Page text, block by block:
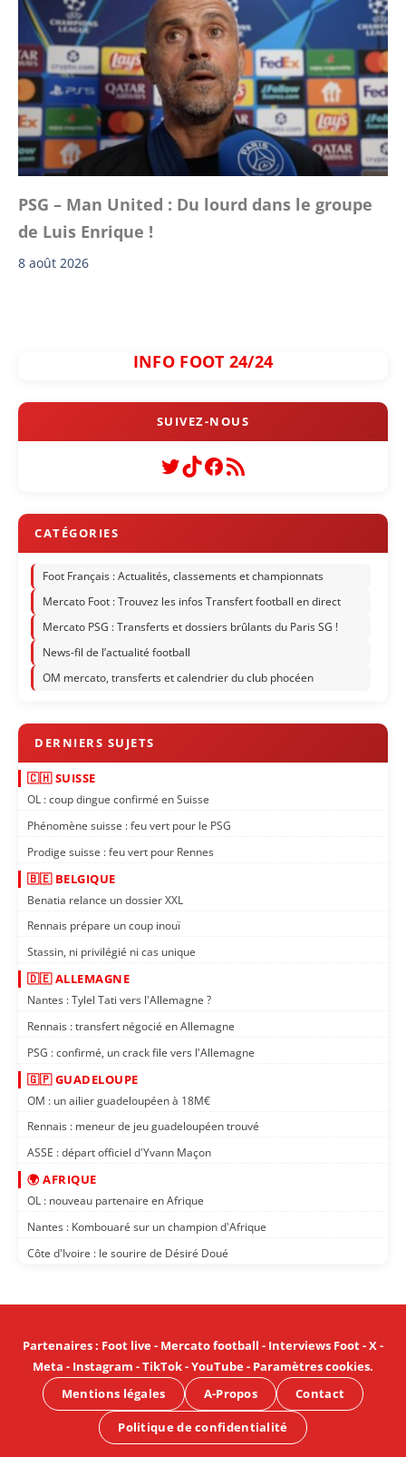
PSG – Man United : Du lourd dans le groupe
de Luis Enrique !
8 août 2026
INFO FOOT 24/24
Twitter
TikTok
Facebook
Flux RSS
Foot Français : Actualités, classements et championnats
Mercato Foot : Trouvez les infos Transfert football en direct
Mercato PSG : Transferts et dossiers brûlants du Paris SG !
News-fil de l’actualité football
OM mercato, transferts et calendrier du club phocéen
🇨🇭 SUISSE
OL : coup dingue confirmé en Suisse
Phénomène suisse : feu vert pour le PSG
Prodige suisse : feu vert pour Rennes
🇧🇪 BELGIQUE
Benatia relance un dossier XXL
Rennais prépare un coup inouï
Stassin, ni privilégié ni cas unique
🇩🇪 ALLEMAGNE
Nantes : Tylel Tati vers l'Allemagne ?
Rennais : transfert négocié en Allemagne
PSG : confirmé, un crack file vers l'Allemagne
🇬🇵 GUADELOUPE
OM : un ailier guadeloupéen à 18M€
Rennais : meneur de jeu guadeloupéen trouvé
ASSE : départ officiel d'Yvann Maçon
🌍 AFRIQUE
OL : nouveau partenaire en Afrique
Nantes : Kombouaré sur un champion d'Afrique
Côte d'Ivoire : le sourire de Désiré Doué
Partenaires: Foot live- Mercato football - Interviews Foot-X-
Meta - Instagram -TikTok-YouTube- Paramètres cookies.
Mentions légales
A-Propos Contact
Politique de confidentialité